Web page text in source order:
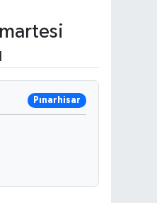
Pınarhisar